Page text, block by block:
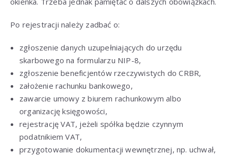
Po rejestracji należy zadbać o:
zgłoszenie danych uzupełniających do urzędu
skarbowego na formularzu NIP-8,
zgłoszenie beneficjentów rzeczywistych do CRBR,
założenie rachunku bankowego,
zawarcie umowy z biurem rachunkowym albo
organizację księgowości,
rejestrację VAT, jeżeli spółka będzie czynnym
podatnikiem VAT,
przygotowanie dokumentacji wewnętrznej, np. uchwał,